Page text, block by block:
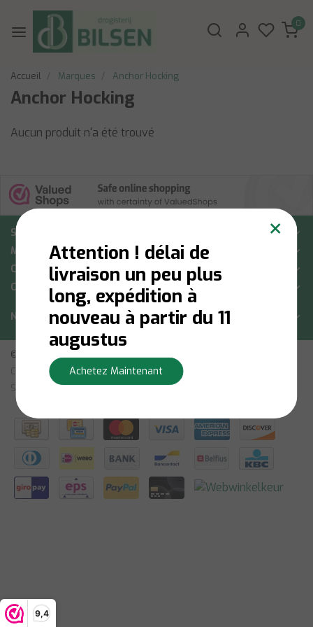
9,4
0
Accueil Marques Anchor Hocking
Anchor Hocking
Aucun produit n'a été trouvé
Soutien à la clientèle
Mon compte
Catégories
Coordonnées
Newsletter
© Copyright 2026 - Bilsen | Realisatie
Conditions Générales| Avertissement Politique de Confidentialité
Sitemap: French|RSS Feed
×
Attention ! délai de
livraison un peu plus
long, expédition à
nouveau à partir du 11
augustus
Achetez Maintenant